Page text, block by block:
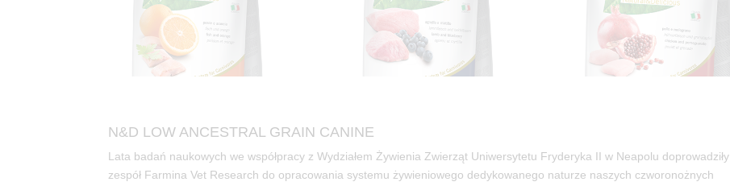
N&D LOW ANCESTRAL GRAIN CANINE
Lata badań naukowych we współpracy z Wydziałem Żywienia Zwierząt Uniwersytetu Fryderyka II w Neapolu doprowadziły
zespół Farmina Vet Research do opracowania systemu żywieniowego dedykowanego naturze naszych czworonożnych